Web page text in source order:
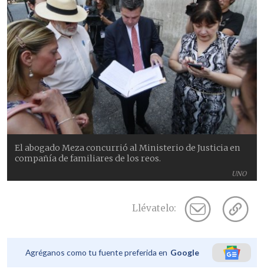
UNO
El abogado Meza concurrió al Ministerio de Justicia en
compañía de familiares de los reos.
Llévatelo:
Agréganos como tu fuente preferida en Google